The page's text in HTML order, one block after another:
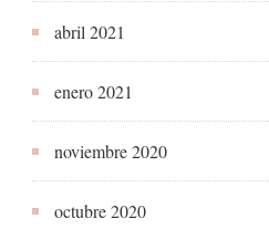
abril 2021
enero 2021
noviembre 2020
octubre 2020